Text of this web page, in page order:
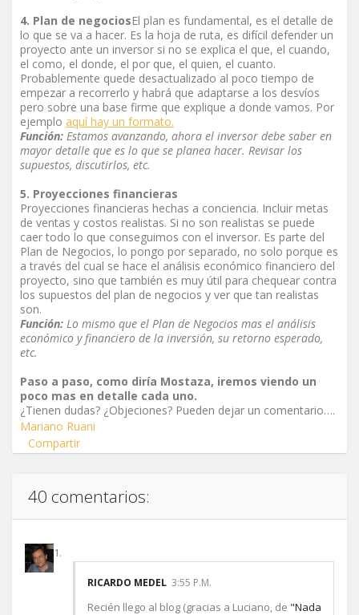
4. Plan de negociosEl plan es fundamental, es el detalle de
lo que se va a hacer. Es la hoja de ruta, es difícil defender un
proyecto ante un inversor si no se explica el que, el cuando,
el como, el donde, el por que, el quien, el cuanto.
Probablemente quede desactualizado al poco tiempo de
empezar a recorrerlo y habrá que adaptarse a los desvíos
pero sobre una base firme que explique a donde vamos. Por
ejemplo aquí hay un formato.
Función: Estamos avanzando, ahora el inversor debe saber en
mayor detalle que es lo que se planea hacer. Revisar los
supuestos, discutirlos, etc.
5. Proyecciones financieras
Proyecciones financieras hechas a conciencia. Incluir metas
de ventas y costos realistas. Si no son realistas se puede
caer todo lo que conseguimos con el inversor. Es parte del
Plan de Negocios, lo pongo por separado, no solo porque es
a través del cual se hace el análisis económico financiero del
proyecto, sino que también es muy útil para chequear contra
los supuestos del plan de negocios y ver que tan realistas
son.
Función: Lo mismo que el Plan de Negocios mas el análisis
económico y financiero de la inversión, su retorno esperado,
etc.
Paso a paso, como diría Mostaza, iremos viendo un
poco mas en detalle cada uno.
¿Tienen dudas? ¿Objeciones? Pueden dejar un comentario….
Mariano Ruani
Compartir
40 comentarios:
RICARDO MEDEL 3:55 P.M.
Recién llego al blog (gracias a Luciano, de "Nada